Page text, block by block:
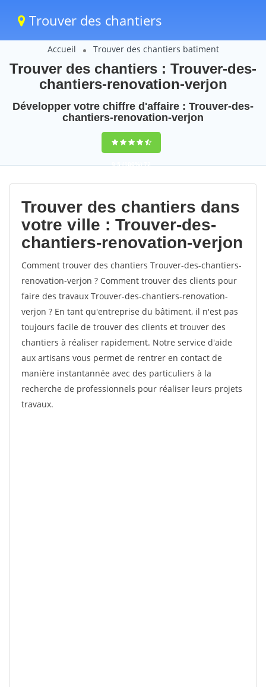
Trouver des chantiers
Accueil Trouver des chantiers batiment
Trouver des chantiers : Trouver-des-
chantiers-renovation-verjon
Développer votre chiffre d'affaire : Trouver-des-
chantiers-renovation-verjon
9,5(100%)72
votes
Trouver des chantiers dans
votre ville : Trouver-des-
chantiers-renovation-verjon
Comment trouver des chantiers Trouver-des-chantiers-
renovation-verjon ? Comment trouver des clients pour
faire des travaux Trouver-des-chantiers-renovation-
verjon ? En tant qu'entreprise du bâtiment, il n'est pas
toujours facile de trouver des clients et trouver des
chantiers à réaliser rapidement. Notre service d'aide
aux artisans vous permet de rentrer en contact de
manière instantannée avec des particuliers à la
recherche de professionnels pour réaliser leurs projets
travaux.